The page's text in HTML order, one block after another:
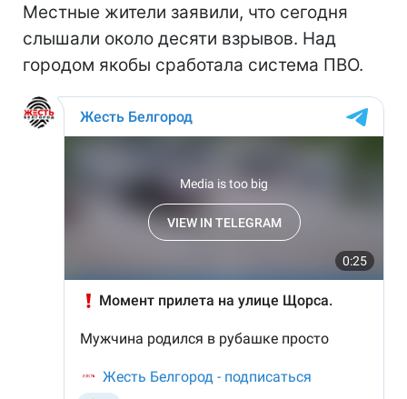
Местные жители заявили, что сегодня
слышали около десяти взрывов. Над
городом якобы сработала система ПВО.